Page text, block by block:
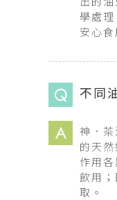
學處
安心食
不同
神．
的天
作用
飲用
取。